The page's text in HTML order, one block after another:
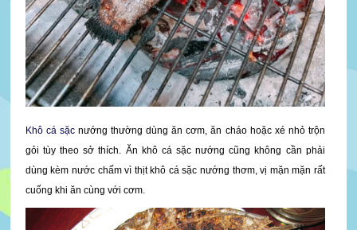
Khô cá sặc nướng thường dùng ăn cơm, ăn cháo hoặc xé nhỏ trộn
gỏi tùy theo sở thích. Ăn khô cá sặc nướng cũng không cần phải
dùng kèm nước chấm vì thịt khô cá sặc nướng thơm, vị mặn mặn rất
cuống khi ăn cùng với cơm.